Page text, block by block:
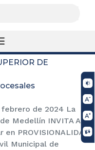
DE
febrero de 2024 La
Medellín INVITA A
PROVISIONALIDAD
Municipal de